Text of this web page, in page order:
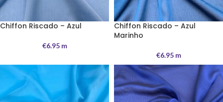
Chiffon Riscado – Azul
€6.95m
Chiffon Riscado – Azul
Marinho
€6.95m